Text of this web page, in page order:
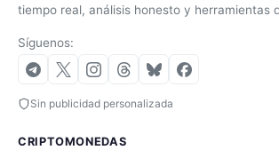
tiempo real, análisis honesto y herramientas
Síguenos:
Sin publicidad personalizada
CRIPTOMONEDAS